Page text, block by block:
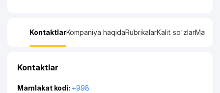
KontaktlarKompaniya haqidaRubrikalarKalit so'zlarManzil
Kontaktlar
Mamlakat kodi: +998